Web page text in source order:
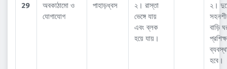
29
অবকাঠামো ও
যোগাযোগ
পাহাড়ধ্বস
২। রাস্তা
ভেঙ্গে যায়
এবং ব্লক
হয়ে যায়।
২।
বাড়ি
হবে।